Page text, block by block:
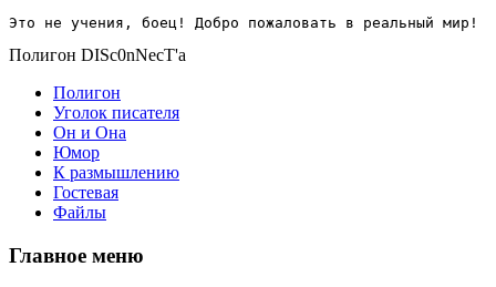
Это не учения, боец! Добро пожаловать в реальный мир!
Полигон DISc0nNecT'a
Полигон
Уголок писателя
Он и Она
Юмор
К размышлению
Гостевая
Файлы
Главное меню